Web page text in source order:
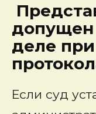
допущен
деле
Если суд